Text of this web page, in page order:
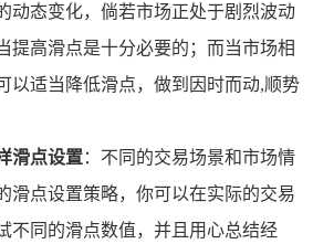
动态变化，倘若市场正处于剧烈波动
提高滑点是十分必要的；而当市场相
以适当降低滑点，做到因时而动,顺势
滑点设置：不同的交易场景和市场情
滑点设置策略，你可以在实际的交易
不同的滑点数值，并且用心总结经